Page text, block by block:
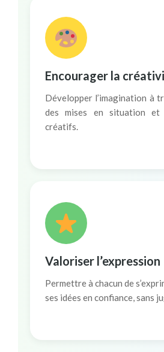
Encourager la
Développer l’imagination à
des mises en situation et
créatifs.
Valoriser l’expression
Permettre à chacun de
ses idées en confiance, sans